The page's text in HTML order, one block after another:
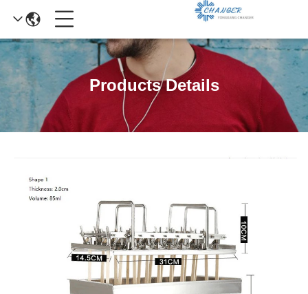
Products Details